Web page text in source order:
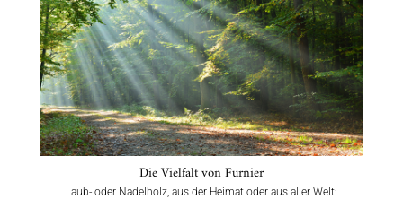
Die Vielfalt von Furnier
Laub- oder Nadelholz, aus der Heimat oder aus aller Welt: